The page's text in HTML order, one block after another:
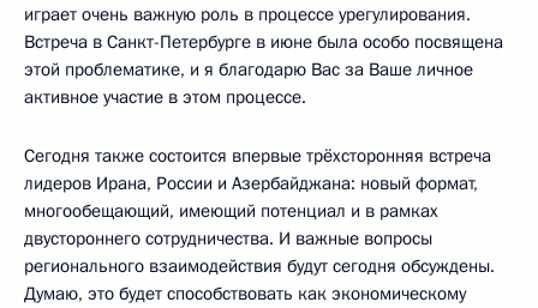
играет очень важную роль в процессе урегулирования.
Встреча в Санкт-Петербурге в июне была особо посвящена
этой проблематике, и я благодарю Вас за Ваше личное
активное участие в этом процессе.
Сегодня также состоится впервые трёхсторонняя встреча
лидеров Ирана, России и Азербайджана: новый формат,
многообещающий, имеющий потенциал и в рамках
двустороннего сотрудничества. И важные вопросы
регионального взаимодействия будут сегодня обсуждены.
Думаю, это будет способствовать как экономическому